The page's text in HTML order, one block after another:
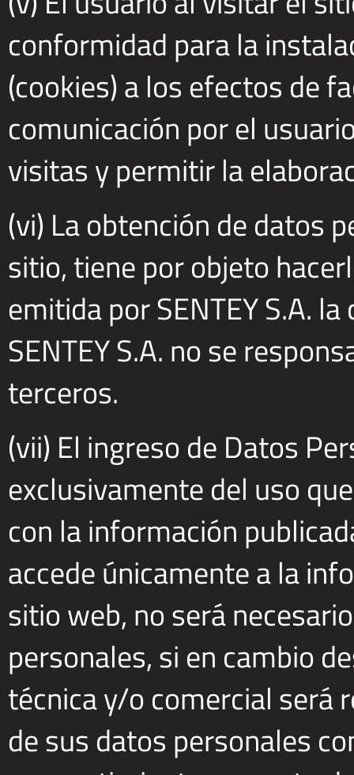
conformidad para la
(cookies) a los efectos de
comunicación por el
visitas y permitir la
(vi) La obtención de datos
sitio, tiene por objeto
emitida por SENTEY S.A.
SENTEY S.A. no se
terceros.
(vii) El ingreso de Datos
exclusivamente del uso
con la información
accede únicamente a la
sitio web, no será
personales, si en cambio
técnica y/o comercial será
de sus datos personales